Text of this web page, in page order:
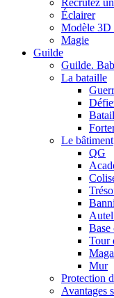
Recrutez
Éclairer
Modèle 3D
Magie
Guilde
Guilde.
La bataille
Le bâtiment
QG
Base
Tour
Mur
Protection
Avantages